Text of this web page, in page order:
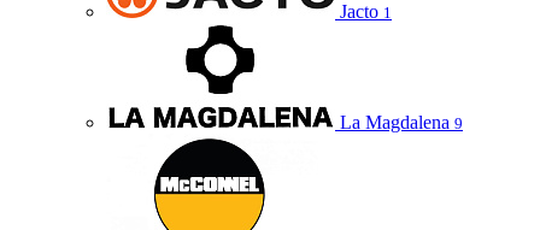
Jacto 1
La Magdalena 9